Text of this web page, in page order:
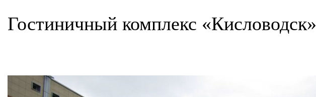
Гостиничный комплекс «Кисловодск»